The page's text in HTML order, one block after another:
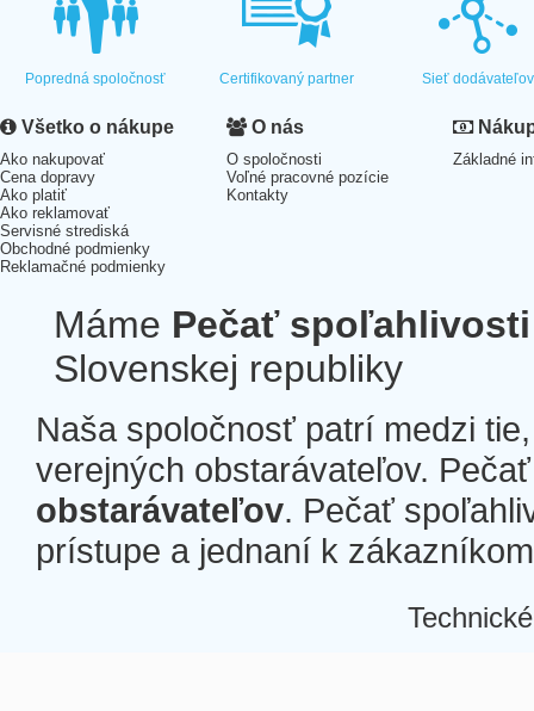
Popredná spoločnosť Certifikovaný partner Sieť dodávateľov
Všetko o nákupe
Ako nakupovať
Cena dopravy
Ako platiť
Ako reklamovať
Servisné strediská
Obchodné podmienky
Reklamačné podmienky
O nás
O spoločnosti
Voľné pracovné pozície
Kontakty
Základné
Máme Pečať spoľahlivosti
Slovenskej republiky
Naša spoločnosť patrí medzi
verejných obstarávateľov.
obstarávateľov. Pečať
prístupe a jednaní k